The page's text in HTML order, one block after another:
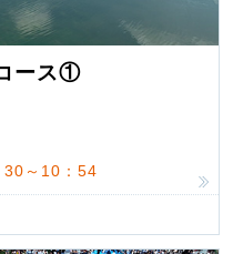
ース①
～10：54